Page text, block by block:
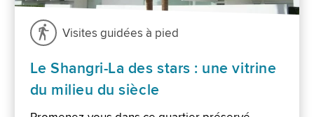
Visites guidées à pied
Le Shangri-La des stars : une vitrine
du milieu du siècle